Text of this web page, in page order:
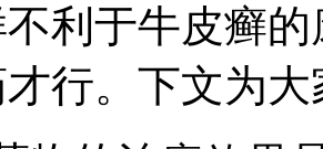
利于牛皮癣
行。下文为